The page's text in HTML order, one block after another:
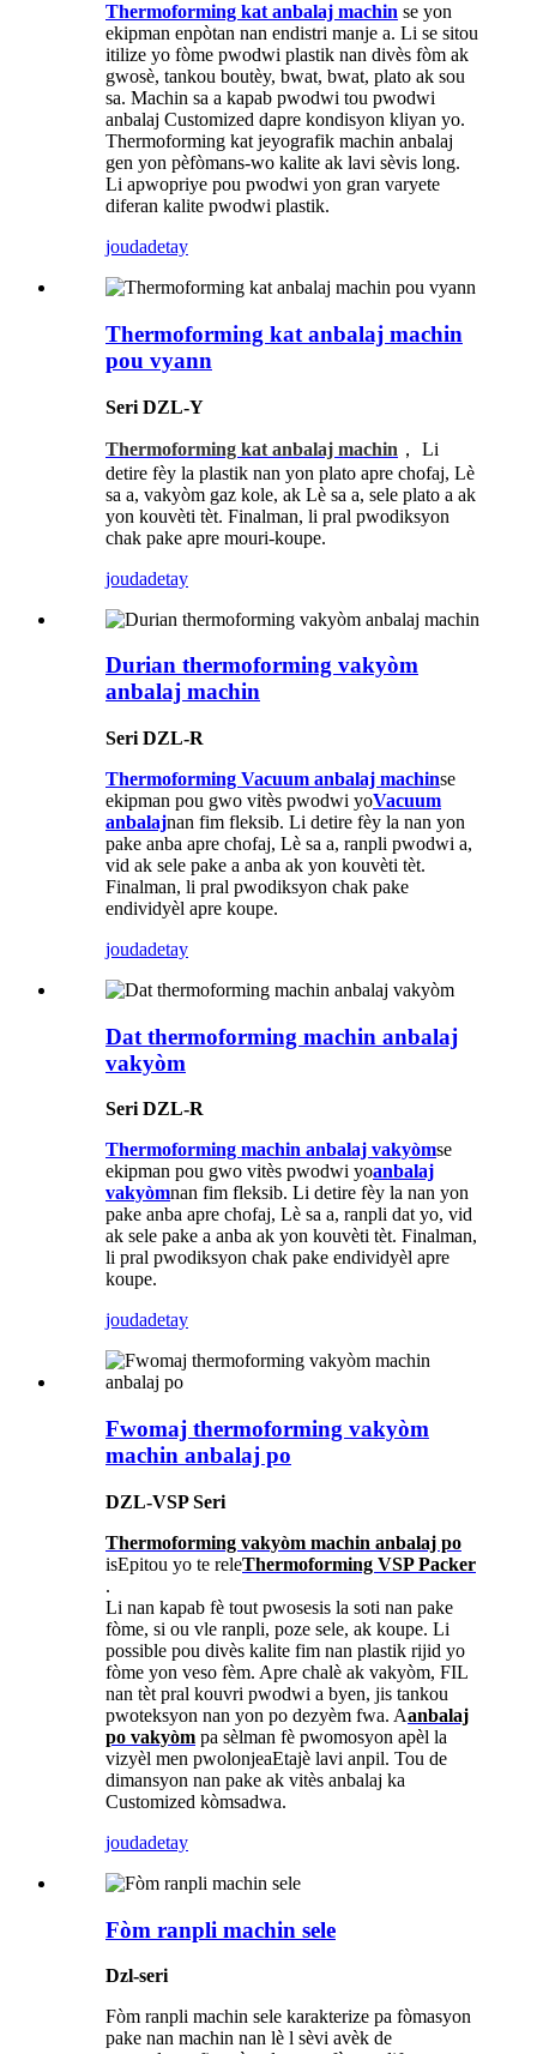
Thermoforming kat anbalaj machin se yon
ekipman enpòtan nan endistri manje a. Li se sitou
itilize yo fòme pwodwi plastik nan divès fòm ak
gwosè, tankou boutèy, bwat, bwat, plato ak sou
sa. Machin sa a kapab pwodwi tou pwodwi
anbalaj Customized dapre kondisyon kliyan yo.
Thermoforming kat jeyografik machin anbalaj
gen yon pèfòmans-wo kalite ak lavi sèvis long.
Li apwopriye pou pwodwi yon gran varyete
diferan kalite pwodwi plastik.
joudadetay
Thermoforming kat anbalaj machin
pou vyann
Seri DZL-Y
Thermoforming kat anbalaj machin ， Li
detire fèy la plastik nan yon plato apre chofaj, Lè
sa a, vakyòm gaz kole, ak Lè sa a, sele plato a ak
yon kouvèti tèt. Finalman, li pral pwodiksyon
chak pake apre mouri-koupe.
joudadetay
Durian thermoforming vakyòm
anbalaj machin
Seri DZL-R
Thermoforming Vacuum anbalaj machinse
ekipman pou gwo vitès pwodwi yoVacuum
anbalajnan fim fleksib. Li detire fèy la nan yon
pake anba apre chofaj, Lè sa a, ranpli pwodwi a,
vid ak sele pake a anba ak yon kouvèti tèt.
Finalman, li pral pwodiksyon chak pake
endividyèl apre koupe.
joudadetay
Dat thermoforming machin anbalaj
vakyòm
Seri DZL-R
Thermoforming machin anbalaj vakyòmse
ekipman pou gwo vitès pwodwi yoanbalaj
vakyòmnan fim fleksib. Li detire fèy la nan yon
pake anba apre chofaj, Lè sa a, ranpli dat yo, vid
ak sele pake a anba ak yon kouvèti tèt. Finalman,
li pral pwodiksyon chak pake endividyèl apre
koupe.
joudadetay
Fwomaj thermoforming vakyòm
machin anbalaj po
DZL-VSP Seri
Thermoforming vakyòm machin anbalaj po
isEpitou yo te releThermoforming VSP Packer
.
Li nan kapab fè tout pwosesis la soti nan pake
fòme, si ou vle ranpli, poze sele, ak koupe. Li
possible pou divès kalite fim nan plastik rijid yo
fòme yon veso fèm. Apre chalè ak vakyòm, FIL
nan tèt pral kouvri pwodwi a byen, jis tankou
pwoteksyon nan yon po dezyèm fwa. Aanbalaj
po vakyòm pa sèlman fè pwomosyon apèl la
vizyèl men pwolonjeaEtajè lavi anpil. Tou de
dimansyon nan pake ak vitès anbalaj ka
Customized kòmsadwa.
joudadetay
Fòm ranpli machin sele
Dzl-seri
Fòm ranpli machin sele karakterize pa fòmasyon
pake nan machin nan lè l sèvi avèk de